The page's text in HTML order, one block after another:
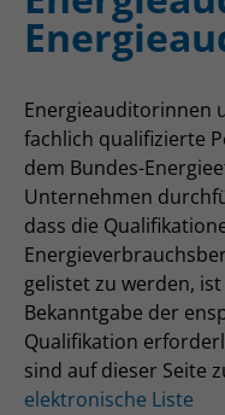
Energieauditorinnen
fachlich qualifizierte
dem Bundes-
Unternehmen
dass die
gelistet zu werden,
Bekanntgabe der
Qualifikation
sind auf dieser Seite
elektronische Liste